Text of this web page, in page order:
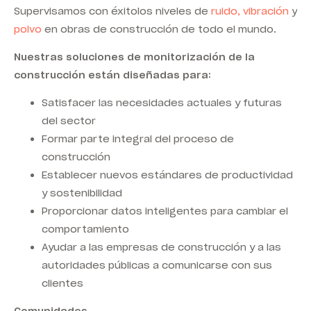
Supervisamos con éxitolos niveles de ruido, vibración y
polvo en obras de construcción de todo el mundo.
Nuestras soluciones de monitorización de la
construcción están diseñadas para:
Satisfacer las necesidades actuales y futuras
del sector
Formar parte integral del proceso de
construcción
Establecer nuevos estándares de productividad
y sostenibilidad
Proporcionar datos inteligentes para cambiar el
comportamiento
Ayudar a las empresas de construcción y a las
autoridades públicas a comunicarse con sus
clientes